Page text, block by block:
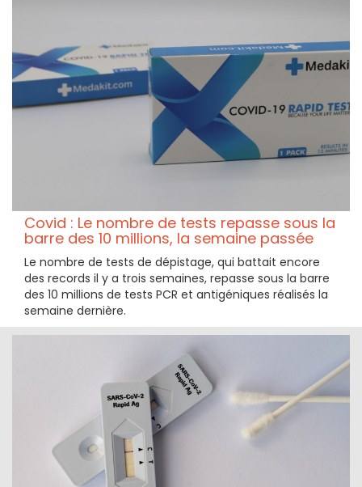
Covid : Le nombre de tests repasse sous la
barre des 10 millions, la semaine passée
Le nombre de tests de dépistage, qui battait encore
des records il y a trois semaines, repasse sous la barre
des 10 millions de tests PCR et antigéniques réalisés la
semaine dernière.